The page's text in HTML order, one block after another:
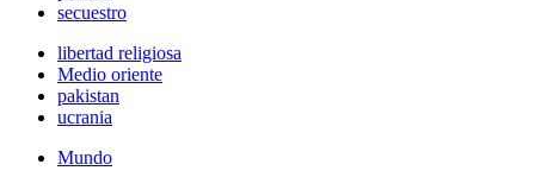
secuestro
libertad religiosa
Medio oriente
pakistan
ucrania
Mundo